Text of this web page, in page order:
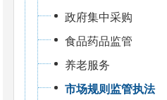
政府集中采购
食品药品监管
养老服务
市场规则监管执法